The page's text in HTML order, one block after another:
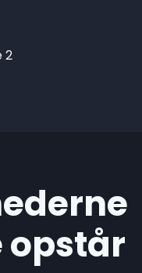
2
opstår